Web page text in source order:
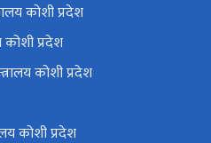
कोशी प्रदेश
कोशी प्रदेश
कोशी प्रदेश
कोशी प्रदेश